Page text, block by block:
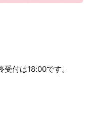
付は18:00です。